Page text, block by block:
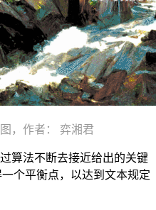
，作者： 弈湘君
算法不断去接近给出的关键
个平衡点，以达到文本规定